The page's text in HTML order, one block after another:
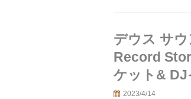
デウス サ
Record
ケット& DJ
2023/4/14